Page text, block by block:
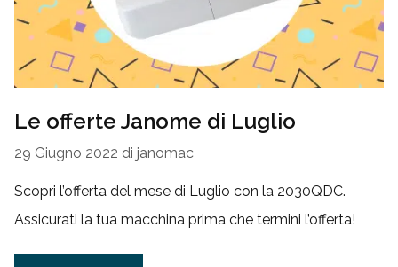
Le offerte Janome di Luglio
29 Giugno 2022 di janomac
Scopri l’offerta del mese di Luglio con la 2030QDC.
Assicurati la tua macchina prima che termini l’offerta!